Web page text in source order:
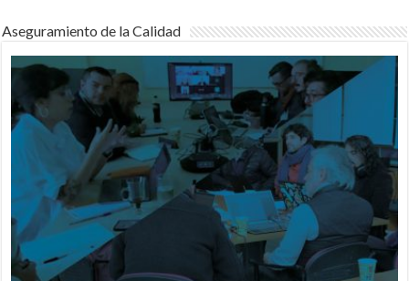
Aseguramiento de la Calidad